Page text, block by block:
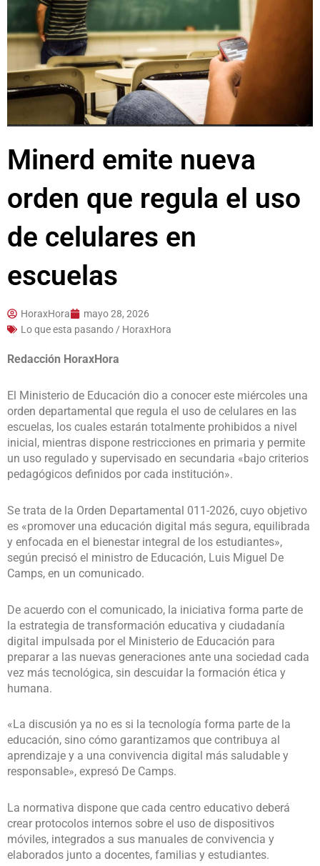
Minerd emite nueva
orden que regula el uso
de celulares en
escuelas
HoraxHora
mayo 28, 2026
Lo que esta pasando / HoraxHora
Redacción HoraxHora
El Ministerio de Educación dio a conocer este miércoles una
orden departamental que regula el uso de celulares en las
escuelas, los cuales estarán totalmente prohibidos a nivel
inicial, mientras dispone restricciones en primaria y permite
un uso regulado y supervisado en secundaria «bajo criterios
pedagógicos definidos por cada institución».
Se trata de la Orden Departamental 011-2026, cuyo objetivo
es «promover una educación digital más segura, equilibrada
y enfocada en el bienestar integral de los estudiantes»,
según precisó el ministro de Educación, Luis Miguel De
Camps, en un comunicado.
De acuerdo con el comunicado, la iniciativa forma parte de
la estrategia de transformación educativa y ciudadanía
digital impulsada por el Ministerio de Educación para
preparar a las nuevas generaciones ante una sociedad cada
vez más tecnológica, sin descuidar la formación ética y
humana.
«La discusión ya no es si la tecnología forma parte de la
educación, sino cómo garantizamos que contribuya al
aprendizaje y a una convivencia digital más saludable y
responsable», expresó De Camps.
La normativa dispone que cada centro educativo deberá
crear protocolos internos sobre el uso de dispositivos
móviles, integrados a sus manuales de convivencia y
elaborados junto a docentes, familias y estudiantes.